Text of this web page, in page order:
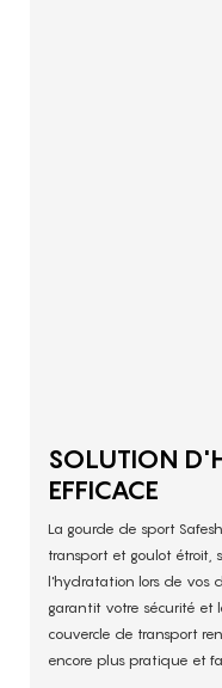
SOLUTION
EFFICACE
La gourde de sport
transport et goulot étroit,
l'hydratation lors de vos
garantit votre sécurité et
couvercle de transport
encore plus pratique et